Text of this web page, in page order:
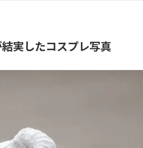
実したコスプレ写真